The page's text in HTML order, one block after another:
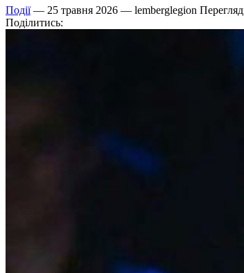
Події— 25 травня 2026 — lemberglegion
Поділитись: